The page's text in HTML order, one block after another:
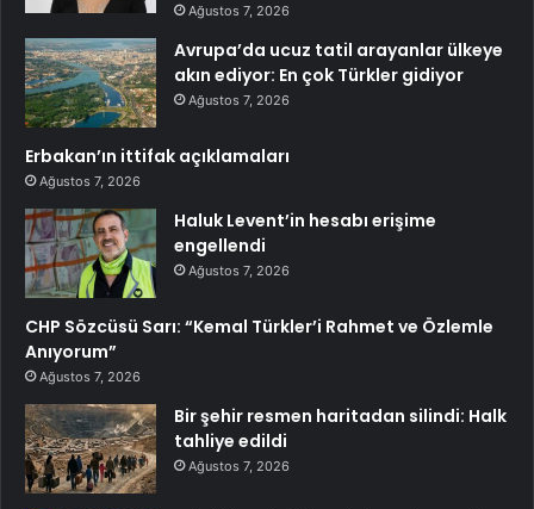
Ağustos 7, 2026
Avrupa’da ucuz tatil arayanlar ülkeye
akın ediyor: En çok Türkler gidiyor
Ağustos 7, 2026
Erbakan’ın ittifak açıklamaları
Ağustos 7, 2026
Haluk Levent’in hesabı erişime
engellendi
Ağustos 7, 2026
CHP Sözcüsü Sarı: “Kemal Türkler’i Rahmet ve Özlemle
Anıyorum”
Ağustos 7, 2026
Bir şehir resmen haritadan silindi: Halk
tahliye edildi
Ağustos 7, 2026